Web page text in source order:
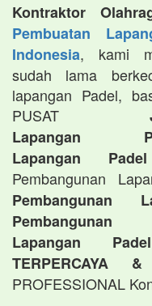
Kontraktor
Pembuatan
Indonesia, kami
sudah lama
lapangan Padel,
PUSAT
Lapangan
Lapangan Padel
Pembangunan
Pembangunan
Pembangunan
Lapangan Padel
TERPERCAYA
PROFESSIONAL